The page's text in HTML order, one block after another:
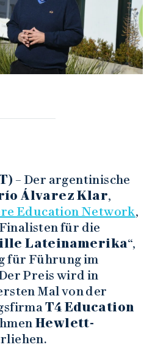
– Der argentinische
Álvarez Klar,
Education Network,
für die
Lateinamerika“,
für Führung im
Preis wird in
Mal von der
T4 Education
Hewlett-